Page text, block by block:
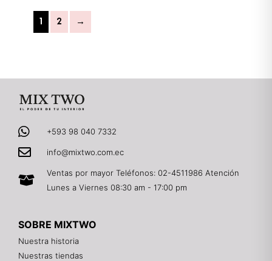
1 2 →
+593 98 040 7332
info@mixtwo.com.ec
Ventas por mayor Teléfonos: 02-4511986 Atención
Lunes a Viernes 08:30 am - 17:00 pm
SOBRE MIXTWO
Nuestra historia
Nuestras tiendas